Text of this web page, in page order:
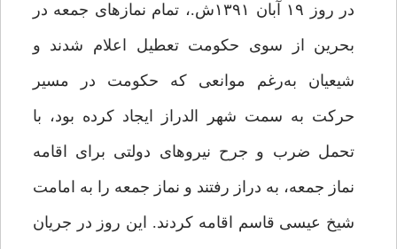
در روز ۱۹ آبان ۱۳۹۱ش.، تمام نمازهای جمعه در
بحرین از سوی حکومت تعطیل اعلام شدند و
شیعیان به‌رغم موانعی که حکومت در مسیر
حرکت به سمت شهر الدراز ایجاد کرده بود، با
تحمل ضرب و جرح نیروهای دولتی برای اقامه
نماز جمعه، به دراز رفتند و نماز جمعه را به امامت
شیخ عیسی قاسم اقامه کردند. این روز در جریان